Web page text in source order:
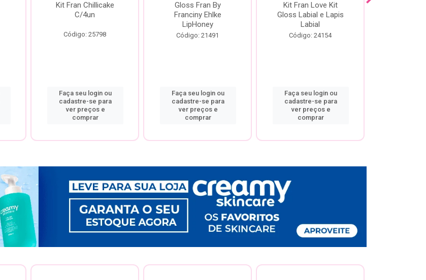
Kit Fran Chillicake
C/4un
Código: 25798
Faça seu login ou
cadastre-se para
ver preços e
comprar
Gloss Fran By
Franciny Ehlke
LipHoney
Código: 21491
Faça seu login ou
cadastre-se para
ver preços e
comprar
Kit Fran Love Kit
Gloss Labial e Lapis
Labial
Código: 24154
Faça seu login ou
cadastre-se para
ver preços e
comprar